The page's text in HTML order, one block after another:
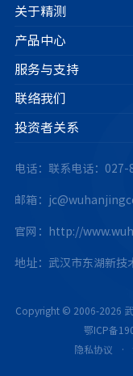
关于精测
产品中心
服务与支持
联络我们
投资者关系
电话：联系电话：027-
邮箱：
官网：http://
地址：武汉市东湖新技
Copyright © 2006-2026 武
鄂ICP备
隐私协议
·